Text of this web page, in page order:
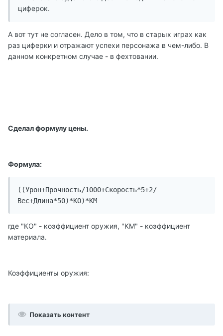
циферок.
А вот тут не согласен. Дело в том, что в старых играх как
раз циферки и отражают успехи персонажа в чем-либо. В
данном конкретном случае - в фехтовании.
Сделал формулу цены.
Формула:
((Урон+Прочность/1000+Скорость*5+2/
Вес+Длина*50)*КО)*КМ
где "КО" - коэффициент оружия, "КМ" - коэффициент
материала.
Коэффициенты оружия:
Показать контент